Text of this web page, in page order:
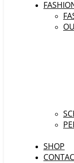
SHOP